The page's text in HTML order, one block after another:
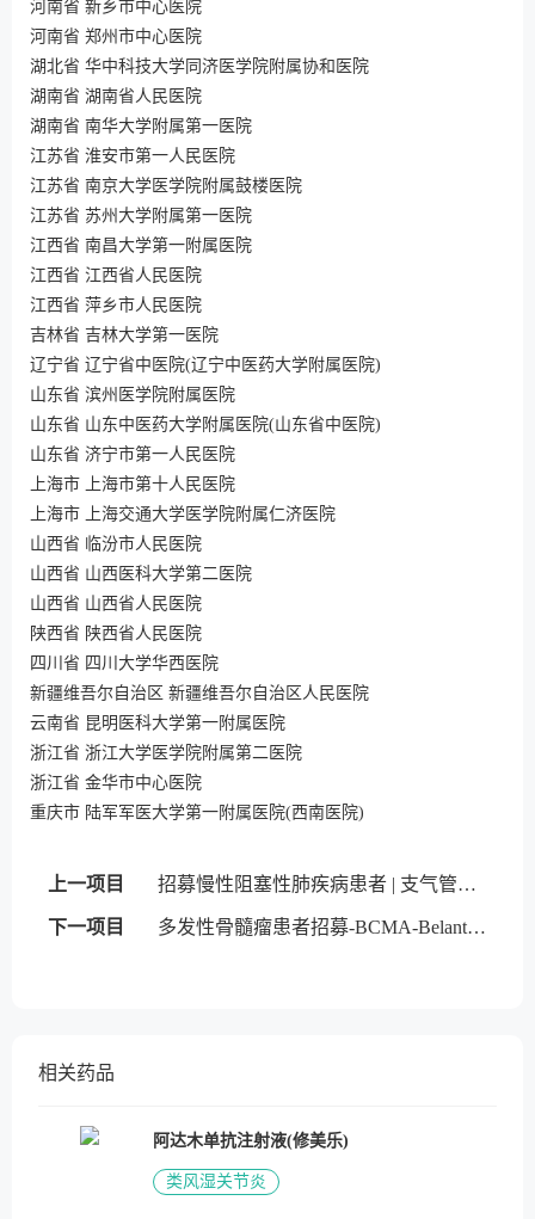
河南省 新乡市中心医院
河南省 郑州市中心医院
湖北省 华中科技大学同济医学院附属协和医院
湖南省 湖南省人民医院
湖南省 南华大学附属第一医院
江苏省 淮安市第一人民医院
江苏省 南京大学医学院附属鼓楼医院
江苏省 苏州大学附属第一医院
江西省 南昌大学第一附属医院
江西省 江西省人民医院
江西省 萍乡市人民医院
吉林省 吉林大学第一医院
辽宁省 辽宁省中医院(辽宁中医药大学附属医院)
山东省 滨州医学院附属医院
山东省 山东中医药大学附属医院(山东省中医院)
山东省 济宁市第一人民医院
上海市 上海市第十人民医院
上海市 上海交通大学医学院附属仁济医院
山西省 临汾市人民医院
山西省 山西医科大学第二医院
山西省 山西省人民医院
陕西省 陕西省人民医院
四川省 四川大学华西医院
新疆维吾尔自治区 新疆维吾尔自治区人民医院
云南省 昆明医科大学第一附属医院
浙江省 浙江大学医学院附属第二医院
浙江省 金华市中心医院
重庆市 陆军军医大学第一附属医院(西南医院)
上一项目 招募慢性阻塞性肺疾病患者 | 支气管内活瓣
下一项目 多发性骨髓瘤患者招募-BCMA-Belantamab mafodotin
相关药品
阿达木单抗注射液(修美乐)
类风湿关节炎